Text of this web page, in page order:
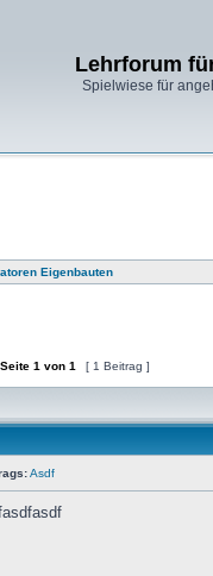
Lehrforum
Spielwiese für
Eigenbauten
Seite 1 von 1 [ 1 Beitrag ]
Asdf